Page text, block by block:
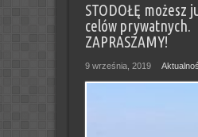
STODOŁĘ możesz
celów prywatnych.
ZAPRASZAMY!
9 września, 2019